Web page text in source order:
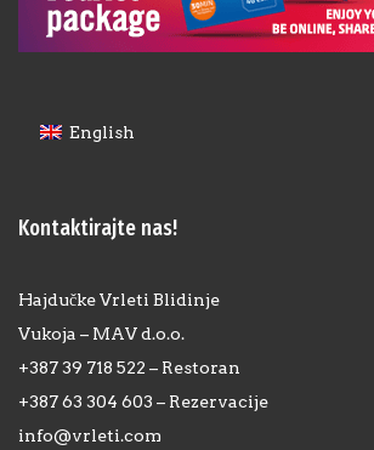
English
Kontaktirajte nas!
Hajdučke Vrleti Blidinje
Vukoja – MAV d.o.o.
+387 39 718 522 – Restoran
+387 63 304 603 – Rezervacije
info@vrleti.com